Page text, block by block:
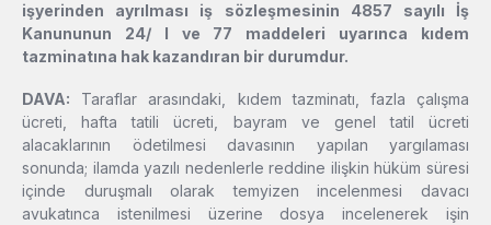
işyerinden ayrılması iş sözleşmesinin 4857 sayılı İş
Kanununun 24/ I ve 77 maddeleri uyarınca kıdem
tazminatına hak kazandıran bir durumdur.
DAVA: Taraflar arasındaki, kıdem tazminatı, fazla çalışma
ücreti, hafta tatili ücreti, bayram ve genel tatil ücreti
alacaklarının ödetilmesi davasının yapılan yargılaması
sonunda; ilamda yazılı nedenlerle reddine ilişkin hüküm süresi
içinde duruşmalı olarak temyizen incelenmesi davacı
avukatınca istenilmesi üzerine dosya incelenerek işin